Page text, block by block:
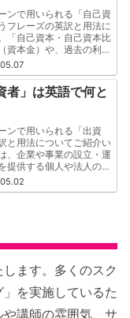
ンで用いられる「自己資
フレーズの英訳と用法に
「自己資本・自己資本比
資本金）や、過去の利益
で構成されているもので
者」は英語で何と
ンで用いられる「出資
と用法についてご紹介い
、企業や事業の設立・運
提供する個人や法人のこ
資者」というフレーズの
・簡潔"にご紹介いたし
ます。多くのスク
を実施しているた
講師の雰囲気、サ